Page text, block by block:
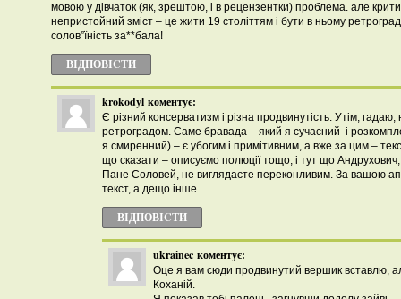
мовою у дівчаток (як, зрештою, і в рецензентки) проблема. але
непристойний зміст – це жити 19 століттям і бути в ньому
солов”їність за**бала!
ВІДПОВІCТИ
krokodyl коментує:
Є різний консерватизм і різна продвинутість. Утім,
ретроградом. Саме бравада – який я сучасний і
я смиренний) – є убогим і примітивним, а вже за цим –
що сказати – описуємо полюції тощо, і тут що
Пане Соловей, не виглядаєте переконливим. За вашою
текст, а дещо інше.
ВІДПОВІCТИ
ukrainec коментує:
Оце я вам сюди продвинутий вершик вставлю,
Коханій.